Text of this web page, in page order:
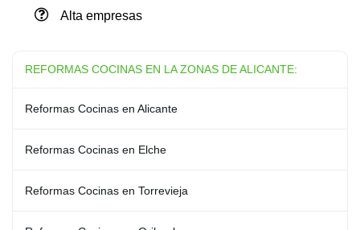
Alta empresas
REFORMAS COCINAS EN LA ZONAS DE ALICANTE:
Reformas Cocinas en Alicante
Reformas Cocinas en Elche
Reformas Cocinas en Torrevieja